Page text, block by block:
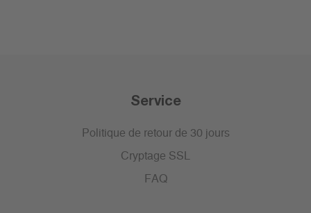
Service
Politique de retour de 30 jours
Cryptage SSL
FAQ